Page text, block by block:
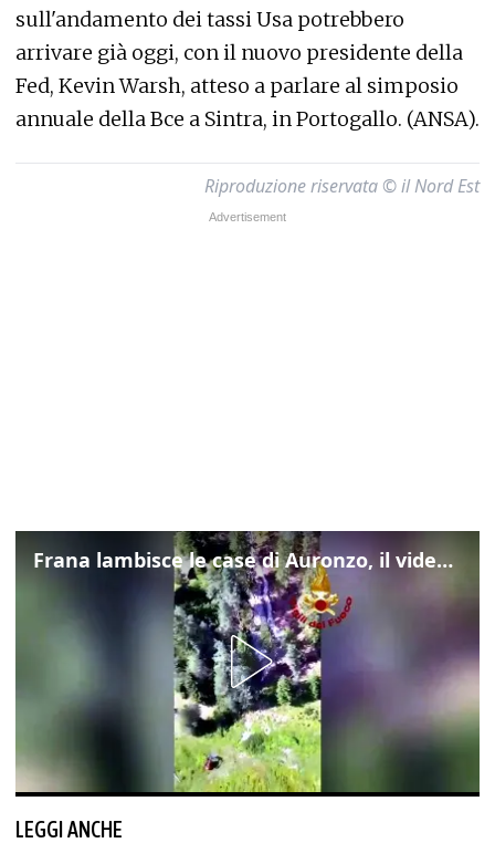
sull'andamento dei tassi Usa potrebbero
arrivare già oggi, con il nuovo presidente della
Fed, Kevin Warsh, atteso a parlare al simposio
annuale della Bce a Sintra, in Portogallo. (ANSA).
Riproduzione riservata © il Nord Est
Frana lambisce le case di Auronzo, il video dall'elicottero dei vigili del fuoco
LEGGI ANCHE